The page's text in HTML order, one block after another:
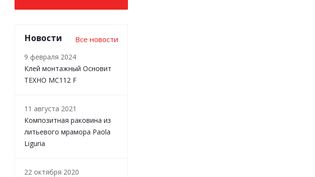
Новости Все новости
9 февраля 2024
Клей монтажный Основит
ТЕХНО MC112 F
11 августа 2021
Композитная раковина из
литьевого мрамора Paola
Liguria
22 октября 2020